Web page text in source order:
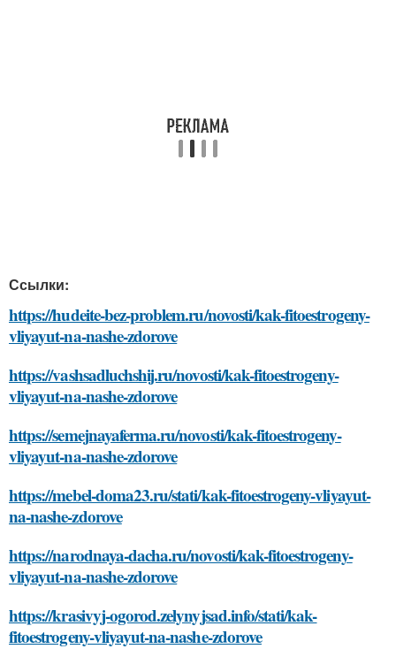
Ссылки:
https://hudeite-bez-problem.ru/novosti/kak-fitoestrogeny-
vliyayut-na-nashe-zdorove
https://vashsadluchshij.ru/novosti/kak-fitoestrogeny-
vliyayut-na-nashe-zdorove
https://semejnayaferma.ru/novosti/kak-fitoestrogeny-
vliyayut-na-nashe-zdorove
https://mebel-doma23.ru/stati/kak-fitoestrogeny-vliyayut-
na-nashe-zdorove
https://narodnaya-dacha.ru/novosti/kak-fitoestrogeny-
vliyayut-na-nashe-zdorove
https://krasivyj-ogorod.zelynyjsad.info/stati/kak-
fitoestrogeny-vliyayut-na-nashe-zdorove